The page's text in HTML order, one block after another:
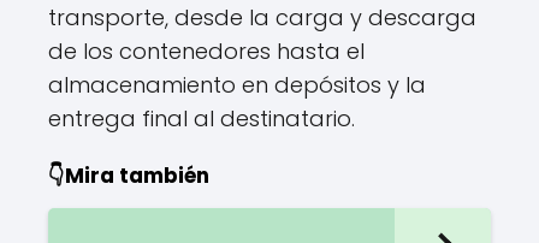
transporte, desde la carga y descarga
de los contenedores hasta el
almacenamiento en depósitos y la
entrega final al destinatario.
👇Mira también